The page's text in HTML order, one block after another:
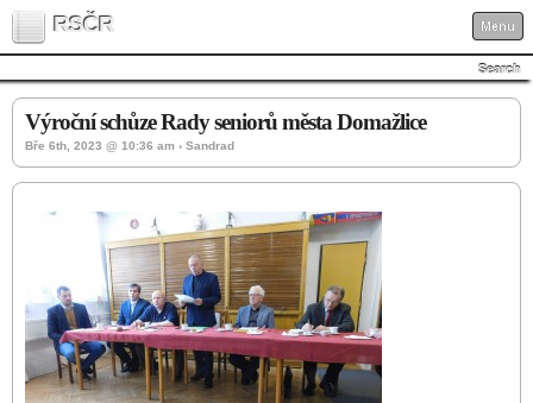
RSČR Menu
Search
Výroční schůze Rady seniorů města Domažlice
Bře 6th, 2023 @ 10:36 am › Sandrad